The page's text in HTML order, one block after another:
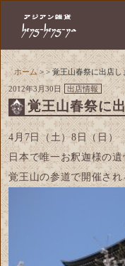
ホーム> > 覚王山春祭に出店し
2012年3月30日
出店情報
覚王山春祭に
4月7日（土）8日（日）
日本で唯一お釈迦様の
覚王山の参道で開催され